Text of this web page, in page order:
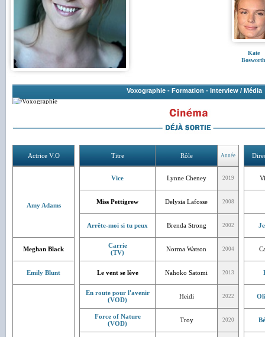
Kate
Bosworth
Voxographie - Formation - Interview / Média
Actrice V.O Titre Rôle Année
Amy Adams
Vice Lynne Cheney 2019
Miss Pettigrew Delysia Lafosse 2008
Arrête-moi si tu peux Brenda Strong 2002
Meghan Black
Carrie
(TV)
Norma Watson 2004
Emily Blunt Le vent se lève Nahoko Satomi 2013
En route pour l'avenir
(VOD)
Heidi 2022
Force of Nature
(VOD)
Troy 2020